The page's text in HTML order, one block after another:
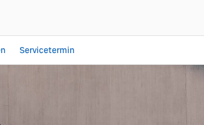
Motorwagen-
Servicetermin